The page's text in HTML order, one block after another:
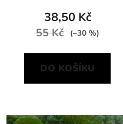
38,50 Kč
55 Kč (–30 %)
DO KOŠÍKU